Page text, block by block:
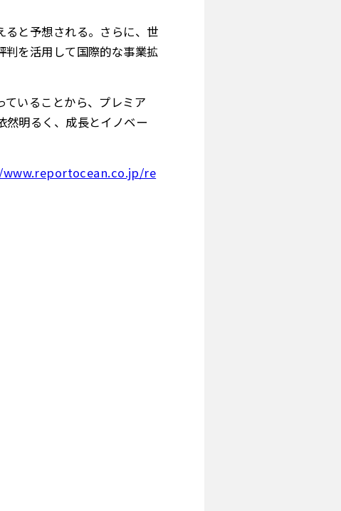
と予想される。さらに、世
を活用して国際的な事業拡
いることから、プレミア
然明るく、成長とイノベー
re